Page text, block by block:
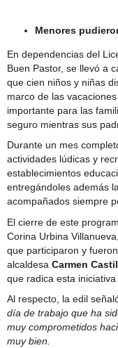
Menores
En dependencias del
Buen Pastor, se llevó a
que cien niños y niñas
marco de las
importante para las
seguro mientras sus
Durante un mes
actividades lúdicas y
establecimientos
entregándoles además
acompañados siempre
El cierre de este
Corina Urbina
que participaron y
alcaldesa Carmen
que radica esta iniciativa
Al respecto, la edil
día de trabajo que ha
muy comprometidos
muy bien.